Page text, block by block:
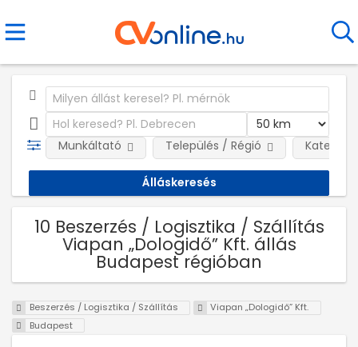
Munkáltató Település / Régió
10 Beszerzés / Logisztika / Szállítás
Viapan „Dologidő” Kft. állás
Budapest régióban
Beszerzés / Logisztika / Szállítás
Viapan „Dologidő” Kft.
Budapest